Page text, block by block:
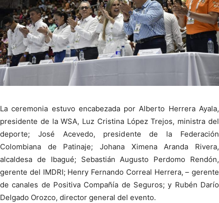
La ceremonia estuvo encabezada por Alberto Herrera Ayala,
presidente de la WSA, Luz Cristina López Trejos, ministra del
deporte; José Acevedo, presidente de la Federación
Colombiana de Patinaje; Johana Ximena Aranda Rivera,
alcaldesa de Ibagué; Sebastián Augusto Perdomo Rendón,
gerente del IMDRI; Henry Fernando Correal Herrera, – gerente
de canales de Positiva Compañía de Seguros; y Rubén Darío
Delgado Orozco, director general del evento.